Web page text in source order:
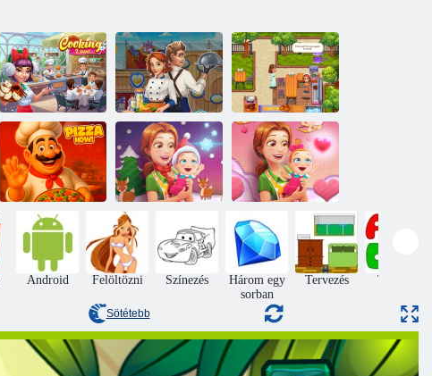
Főzés szerelem
Claires Cafe Sea
Adventure
Claires Cafe
ízletes konyha
Pizza most!
Delicious Emily
New Beginning
Christmas
Delicious Emily
New Beginning
Valentin Edition
Android Felöltözni Színezés
Három egy
sorban
Tervezés Tanulás
Sötétebb